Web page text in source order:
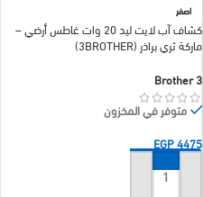
اصفر
كشاف آب لايت ليد 20 وات غاطس أرضي –
ماركة ثري براذر (3BROTHER)
3 Brother
متوفر في المخزون
EGP4475
إضافة إلى السلة